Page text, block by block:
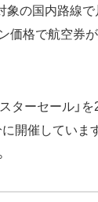
象の国内路線で
価格で航空券
ターセール」
開催していま